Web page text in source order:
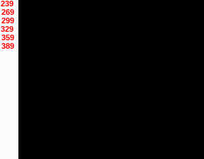
239
269
299
329
359
389